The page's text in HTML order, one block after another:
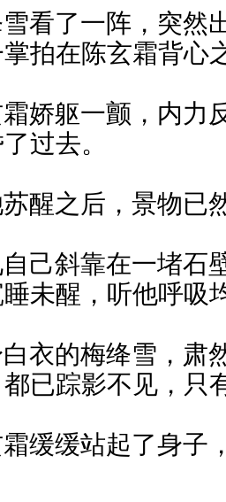
看了一阵，突然
拍在陈玄霜背心
娇躯一颤，内力
过去。
醒之后，景物已
己斜靠在一堵石
未醒，听他呼吸
衣的梅绛雪，肃
已踪影不见，只
缓缓站起了身子